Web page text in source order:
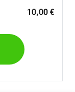
10,00 €